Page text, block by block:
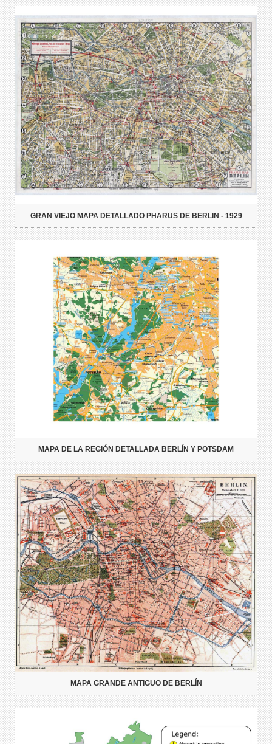
GRAN VIEJO MAPA DETALLADO PHARUS DE BERLIN - 1929
MAPA DE LA REGIÓN DETALLADA BERLÍN Y POTSDAM
MAPA GRANDE ANTIGUO DE BERLÍN